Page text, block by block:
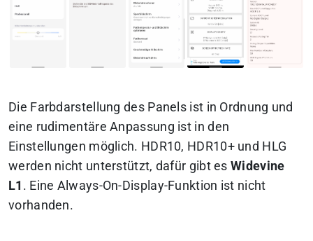
Die Farbdarstellung des Panels ist in Ordnung und
eine rudimentäre Anpassung ist in den
Einstellungen möglich. HDR10, HDR10+ und HLG
werden nicht unterstützt, dafür gibt es Widevine
L1 . Eine Always-On-Display-Funktion ist nicht
vorhanden.